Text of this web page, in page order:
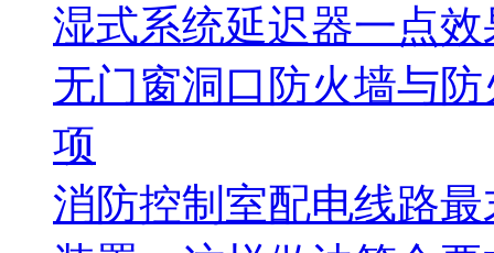
湿式系统延迟器一点
无门窗洞口防火墙与
项
消防控制室配电线路